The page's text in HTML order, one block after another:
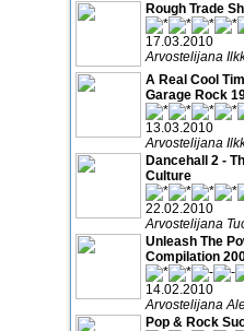
Rough Trade
17.03.2010
Arvostelijana
A Real Cool
Garage Rock
13.03.2010
Arvostelijana
Dancehall 2 -
Culture
22.02.2010
Arvostelijana
Unleash The
Compilation
14.02.2010
Arvostelijana
Pop & Rock